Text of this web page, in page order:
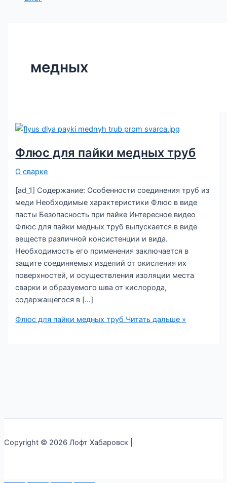
медных
Флюс для пайки медных труб
О сварке
[ad_1] Содержание: Особенности соединения труб из
меди Необходимые характеристики Флюс в виде
пасты Безопасность при пайке Интересное видео
Флюс для пайки медных труб выпускается в виде
веществ различной консистенции и вида.
Необходимость его применения заключается в
защите соединяемых изделий от окисления их
поверхностей, и осуществления изоляции места
сварки и образуемого шва от кислорода,
содержащегося в […]
Флюс для пайки медных труб Читать дальше »
Copyright © 2026 Лофт Хабаровск |